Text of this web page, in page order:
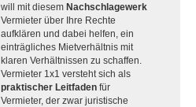
will mit diesem Nachschlagewerk
Vermieter über Ihre Rechte
aufklären und dabei helfen, ein
einträgliches Mietverhältnis mit
klaren Verhältnissen zu schaffen.
Vermieter 1x1 versteht sich als
praktischer Leitfaden für
Vermieter, der zwar juristische